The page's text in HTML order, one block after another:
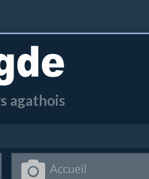
agathois
Accueil